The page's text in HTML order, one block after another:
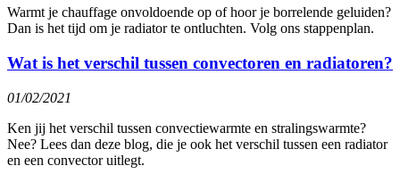
Warmt je chauffage onvoldoende op of hoor je borrelende geluiden?
Dan is het tijd om je radiator te ontluchten. Volg ons stappenplan.
Wat is het verschil tussen convectoren en radiatoren?
01/02/2021
Ken jij het verschil tussen convectiewarmte en stralingswarmte?
Nee? Lees dan deze blog, die je ook het verschil tussen een radiator
en een convector uitlegt.